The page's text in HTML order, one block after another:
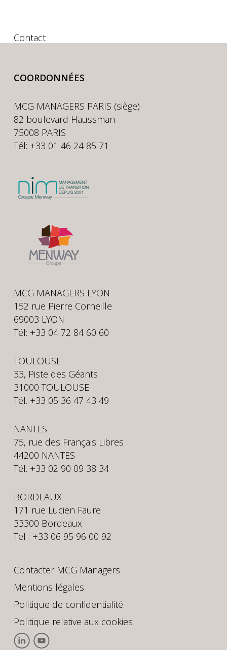
Contact
COORDONNÉES
MCG MANAGERS PARIS (siège)
82 boulevard Haussman
75008 PARIS
Tél: +33 01 46 24 85 71
MCG MANAGERS LYON
152 rue Pierre Corneille
69003 LYON
Tél: +33 04 72 84 60 60
TOULOUSE
33, Piste des Géants
31000 TOULOUSE
Tél. +33 05 36 47 43 49
NANTES
75, rue des Français Libres
44200 NANTES
Tél. +33 02 90 09 38 34
BORDEAUX
171 rue Lucien Faure
33300 Bordeaux
Tel : +33 06 95 96 00 92
Contacter MCG Managers
Mentions légales
Politique de confidentialité
Politique relative aux cookies